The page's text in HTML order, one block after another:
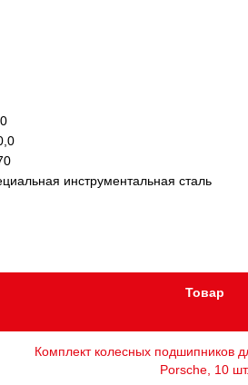
инструментальная сталь
Товар
Комплект колесных подшипников
Porsche, 10 шт.